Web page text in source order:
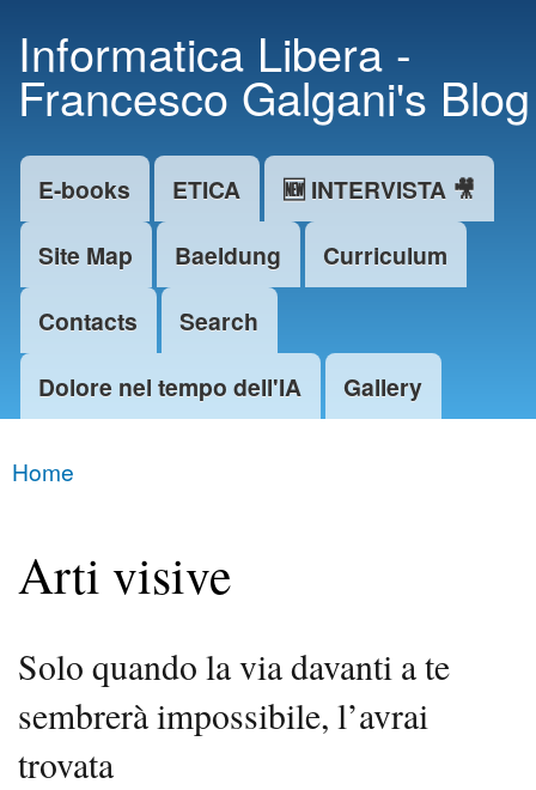
main
content
Informatica Libera -
Francesco Galgani's Blog
Main menu
E-books ETICA
🆕 INTERVISTA 🎥
Site Map
Baeldung
Curriculum
Contacts
Search
Dolore nel tempo dell'IA
Gallery
You are here
Home
Arti visive
Solo quando la via davanti a te
sembrerà impossibile, l’avrai
trovata